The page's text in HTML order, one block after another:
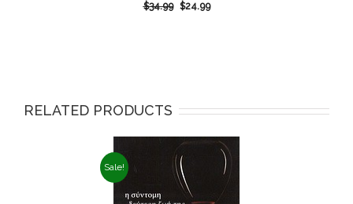
$34.99 $24.99
RELATED PRODUCTS
Sale!